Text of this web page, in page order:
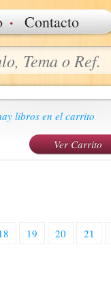
· Contacto
libros en el carrito
Ver Carrito
18 19 20 21